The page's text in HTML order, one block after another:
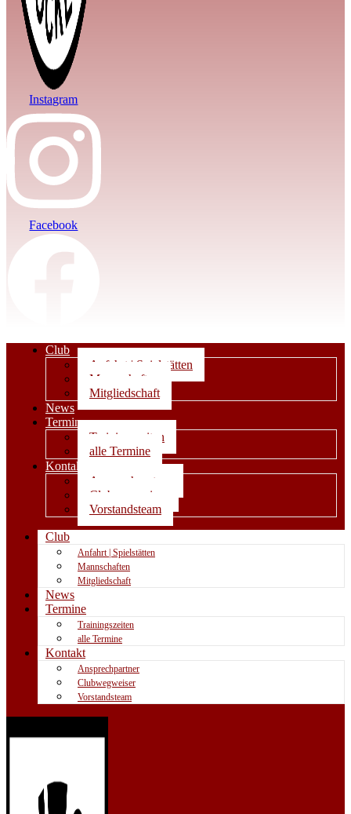
Instagram
Facebook
Club
Anfahrt | Spielstätten
Mannschaften
Mitgliedschaft
News
Termine
Trainingszeiten
alle Termine
Kontakt
Ansprechpartner
Clubwegweiser
Vorstandsteam
Club
Anfahrt | Spielstätten
Mannschaften
Mitgliedschaft
News
Termine
Trainingszeiten
alle Termine
Kontakt
Ansprechpartner
Clubwegweiser
Vorstandsteam